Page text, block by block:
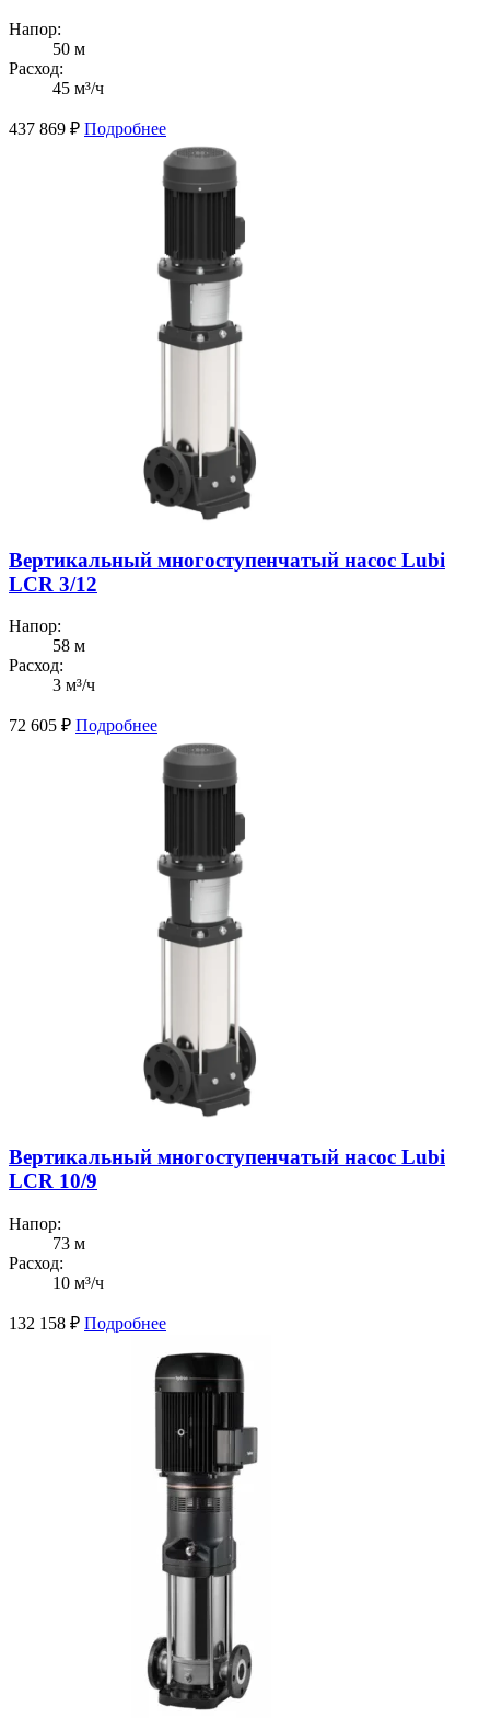
Напор:
50 м
Расход:
45 м³/ч
437 869 ₽ Подробнее
Вертикальный многоступенчатый насос Lubi
LCR 3/12
Напор:
58 м
Расход:
3 м³/ч
72 605 ₽ Подробнее
Вертикальный многоступенчатый насос Lubi
LCR 10/9
Напор:
73 м
Расход:
10 м³/ч
132 158 ₽ Подробнее